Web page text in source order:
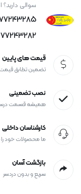
سوالی
77243282
قیمت های پایین
تضمین تطابق قیمت
نصب تضمینی
همیشه قسمت
کارشناسان داخلی
ما محصولات خود
بازگشت آسان
سریع و بدون دردسر